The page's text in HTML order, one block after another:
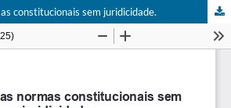
constitucionais sem juridicidade.